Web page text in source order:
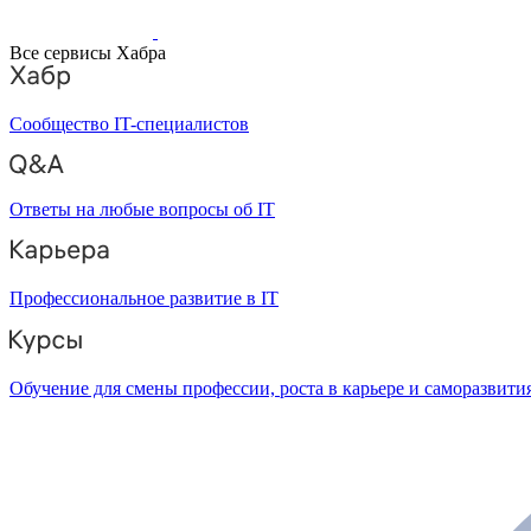
Все сервисы Хабра
Сообщество IT-специалистов
Ответы на любые вопросы об IT
Профессиональное развитие в IT
Обучение для смены профессии, роста в карьере и